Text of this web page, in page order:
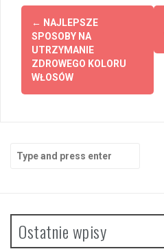
Post
navigation
← NAJLEPSZE
SPOSOBY NA
UTRZYMANIE
ZDROWEGO KOLORU
WŁOSÓW
Search
for:
Ostatnie wpisy